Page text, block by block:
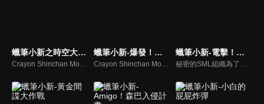
蠟筆小新之時空大冒險
Crayon Shinchan Movies Arashi wo Yobu!Yuuhi no Kasukabe Boys
蠟筆小新-爆發！溫泉激烈大決戰
Crayon Shinchan Movies Bakuhatsu!Onsen Wakuwaku Daikessen
蠟筆小新-電擊！豬蹄大作戰
秘密的SML組織為了維護世界和平，阻止邪惡的黑道組織-豬蹄組征服世界的詭計，派美色潛入邪惡組織，偷取執行計畫的核心元件。在逃亡過程中，美色無意間上了小新一行人搭乘的遊船，使得小新也被捲入正邪的對抗戰中，還被帶往邪惡組織。沒想到一切都跟小新有關，因為他就是新型的電子生命體的原創者。